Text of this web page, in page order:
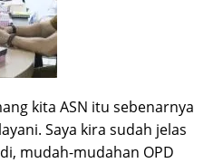
kita ASN itu sebenarnya
Saya kira sudah jelas
mudah-mudahan OPD